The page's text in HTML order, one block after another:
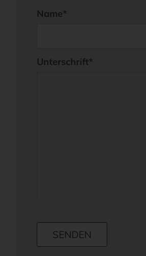
Pflichtfeld
Name*
Pflichtfeld
Unterschrift*
SENDEN